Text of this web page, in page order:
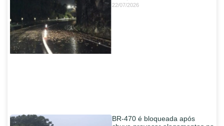
22/07/2026
BR-470 é bloqueada após